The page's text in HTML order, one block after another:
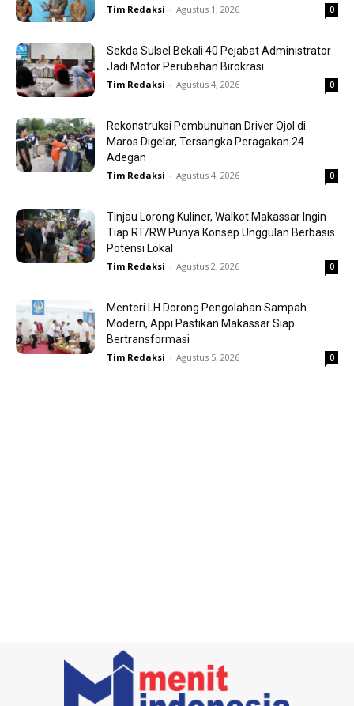
Tim Redaksi - Agustus 1, 2026 0
Sekda Sulsel Bekali 40 Pejabat Administrator
Jadi Motor Perubahan Birokrasi
Tim Redaksi - Agustus 4, 2026 0
Rekonstruksi Pembunuhan Driver Ojol di
Maros Digelar, Tersangka Peragakan 24
Adegan
Tim Redaksi - Agustus 4, 2026 0
Tinjau Lorong Kuliner, Walkot Makassar Ingin
Tiap RT/RW Punya Konsep Unggulan Berbasis
Potensi Lokal
Tim Redaksi - Agustus 2, 2026 0
Menteri LH Dorong Pengolahan Sampah
Modern, Appi Pastikan Makassar Siap
Bertransformasi
Tim Redaksi - Agustus 5, 2026 0